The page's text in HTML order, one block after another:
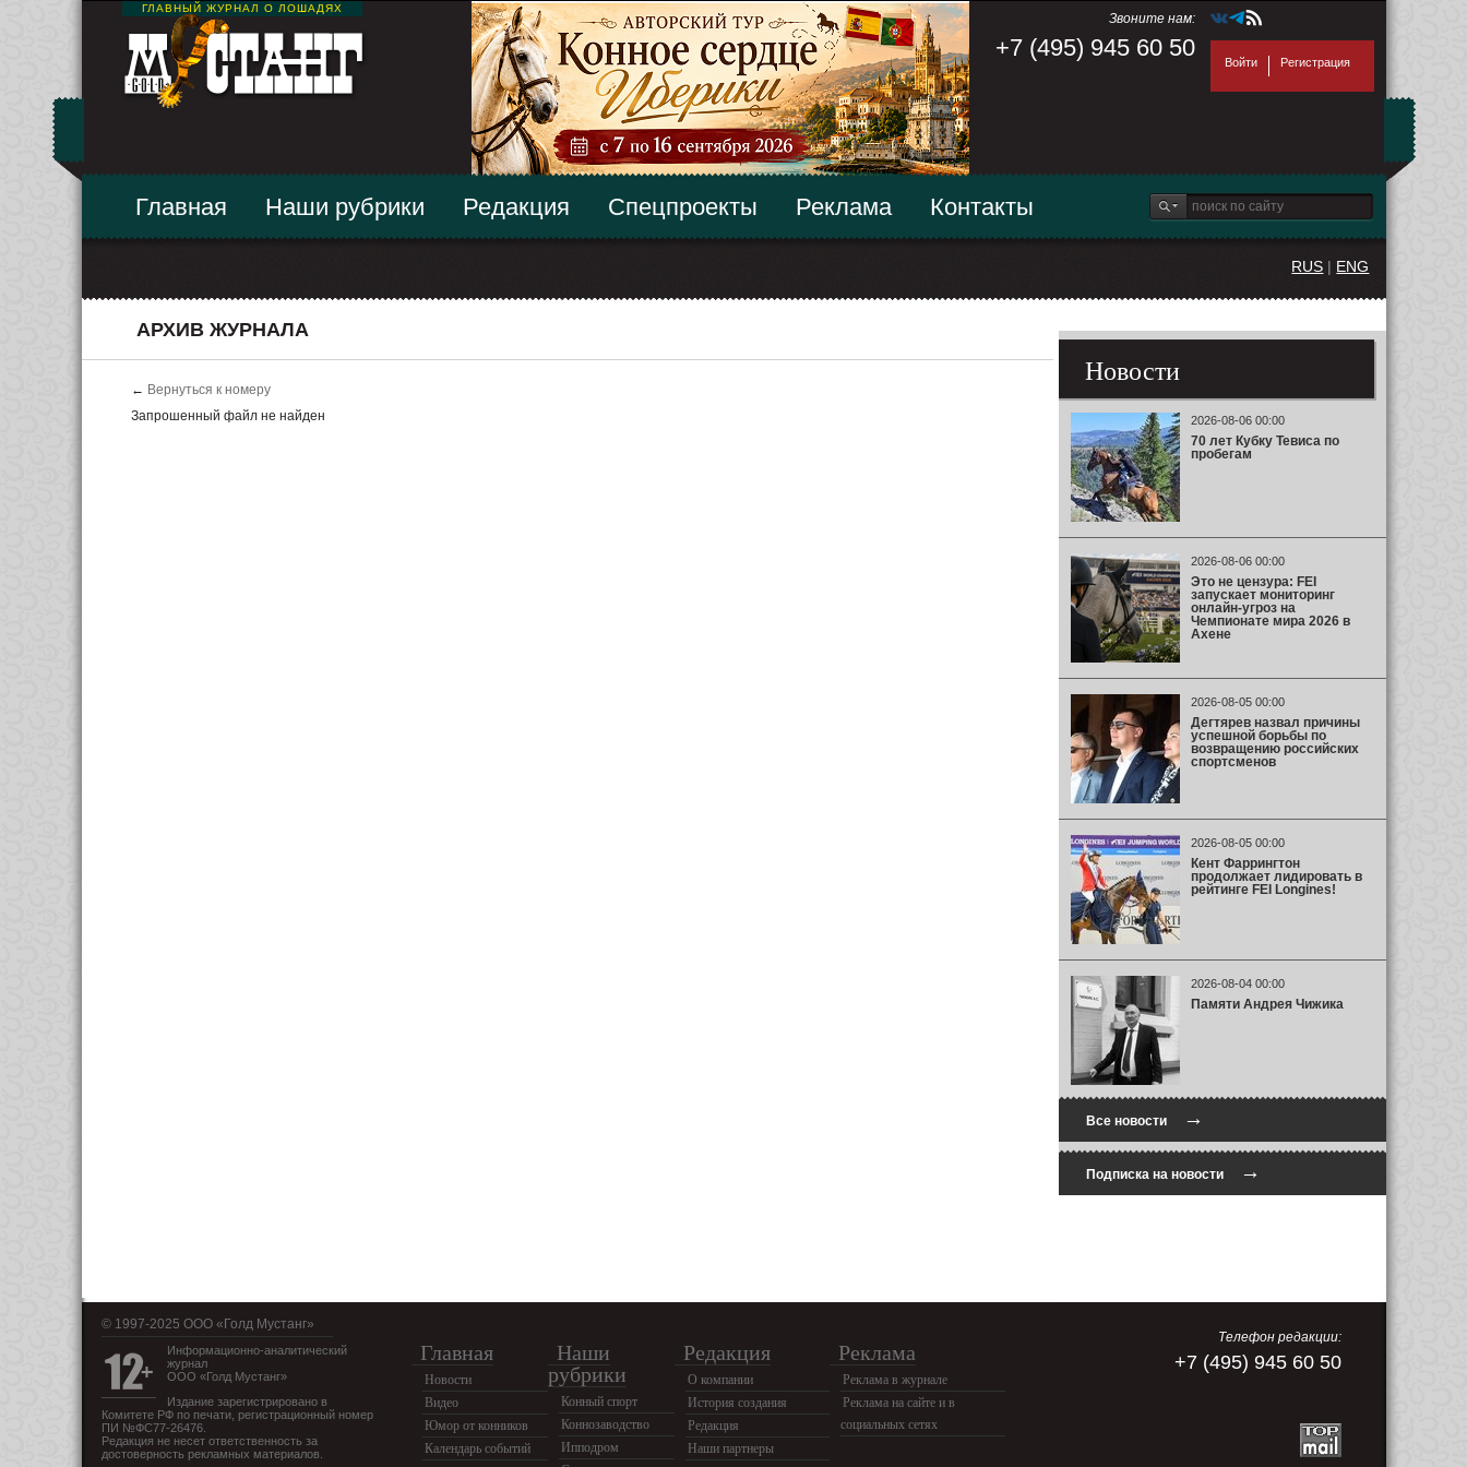
ГЛАВНЫЙ ЖУРНАЛ О ЛОШАДЯХ
Звоните нам:
+7 (495) 945 60 50
Войти Регистрация
Главная Наши рубрики Редакция Спецпроекты Реклама Контакты
RUS | ENG
АРХИВ ЖУРНАЛА
← Вернуться к номеру
Запрошенный файл не найден
Новости
2026-08-06 00:00
70 лет Кубку Тевиса по
пробегам
2026-08-06 00:00
Это не цензура: FEI
запускает мониторинг
онлайн-угроз на
Чемпионате мира 2026 в
Ахене
2026-08-05 00:00
Дегтярев назвал причины
успешной борьбы по
возвращению российских
спортсменов
2026-08-05 00:00
Кент Фаррингтон
продолжает лидировать в
рейтинге FEI Longines!
2026-08-04 00:00
Памяти Андрея Чижика
Все новости→
Подписка на новости→
© 1997-2025 OOO «Голд Мустанг»
Информационно-аналитический
журнал
ООО «Голд Мустанг»
Издание зарегистрировано в
Комитете РФ по печати, регистрационный номер
ПИ №ФС77-26476.
Редакция не несет ответственность за
достоверность рекламных материалов.
Главная
Новости
Видео
Юмор от конников
Календарь событий
Наши
рубрики
Конный спорт
Коннозаводство
Ипподром
Редакция
О компании
История создания
Редакция
Наши партнеры
Реклама
Реклама в журнале
Реклама на сайте и в
социальных сетях
Телефон редакции:
+7 (495) 945 60 50